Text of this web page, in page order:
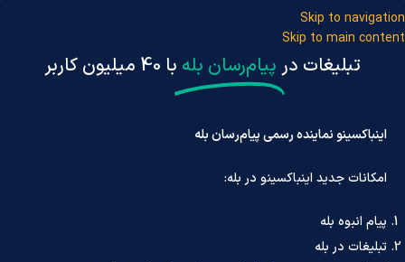
Skip to navigation
Skip to main content
تبلیغات در پیام‌رسان بله با 40 میلیون کاربر
اینباکسینو نماینده رسمی پیام‌رسان بله
امکانات جدید اینباکسینو در بله:
پیام انبوه بله
تبلیغات در بله